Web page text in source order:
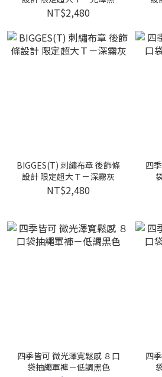
NT$2,480
BIGGES(T) 刺繡布章 後飾條
設計 限定超大Ｔ－深霧灰
NT$2,480
四
四季皆可 微光澤寬鬆感 ８口
袋抽繩軍褲－低調黑色
四